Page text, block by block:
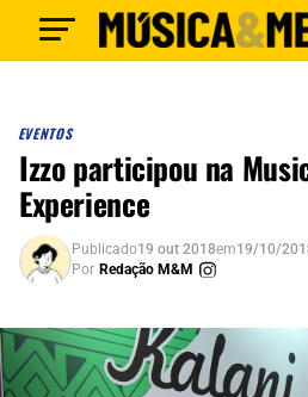
EVENTOS
Izzo participou na
Experience
Publicado19 out 2018em19/10/
Por Redação M&M